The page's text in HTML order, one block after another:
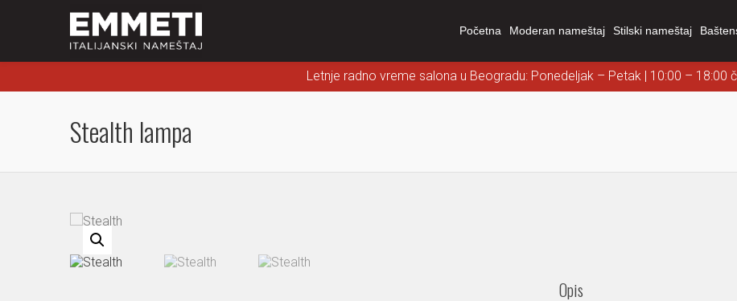
Početna Moderan nameštaj Stilski nameštaj
Letnje radno vreme salona u Beogradu: Ponedeljak – Petak | 10:00 – 18:00
Stealth lampa
Opis